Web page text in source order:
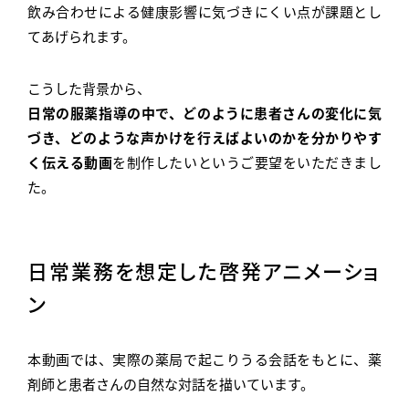
事業紹介
SERVICES
採用情報
RECRUIT
お知らせ
NEWS
FOLLOW US
© JITSUGYO Co., Ltd. All rights reserved.
飲み合わせによる健康影響に気づきにくい点が課題とし
てあげられます。
こうした背景から、
日常の服薬指導の中で、どのように患者さんの変化に気
づき、どのような声かけを行えばよいのかを分かりやす
く伝える動画を制作したいというご要望をいただきまし
た。
日常業務を想定した啓発アニメーショ
ン
本動画では、実際の薬局で起こりうる会話をもとに、薬
剤師と患者さんの自然な対話を描いています。